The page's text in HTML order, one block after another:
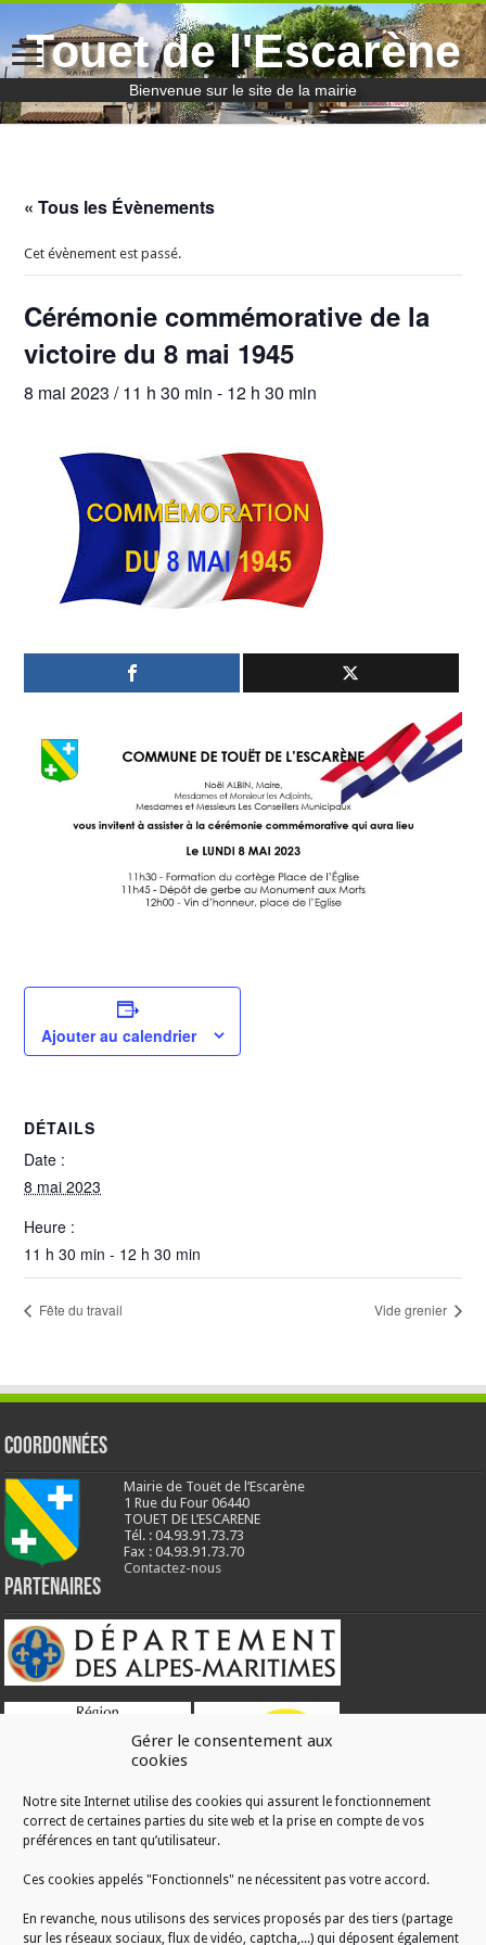
Gérer le consentement aux
cookies
Notre site Internet utilise des cookies qui assurent le fonctionnement
correct de certaines parties du site web et la prise en compte de vos
préférences en tant qu’utilisateur.
Ces cookies appelés "Fonctionnels" ne nécessitent pas votre accord.
En revanche, nous utilisons des services proposés par des tiers (partage
sur les réseaux sociaux, flux de vidéo, captcha,...) qui déposent également
Touet de l'Escarène
Bienvenue sur le site de la mairie
« Tous les Évènements
Cet évènement est passé.
Cérémonie commémorative de la
victoire du 8 mai 1945
8 mai 2023 / 11 h 30 min - 12 h 30 min
Ajouter au calendrier
DÉTAILS
Date :
8 mai 2023
Heure :
11 h 30 min - 12 h 30 min
Fête du travail Vide grenier
Coordonnées
Mairie de Touët de l’Escarène
1 Rue du Four 06440
TOUET DE L’ESCARENE
Tél. : 04.93.91.73.73
Fax : 04.93.91.73.70
Contactez-nous
Partenaires
RÉALISATION